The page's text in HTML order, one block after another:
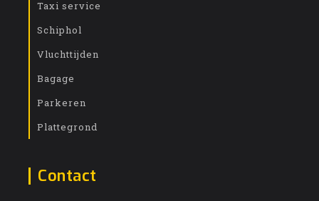
Taxi service
Schiphol
Vluchttijden
Bagage
Parkeren
Plattegrond
Contact